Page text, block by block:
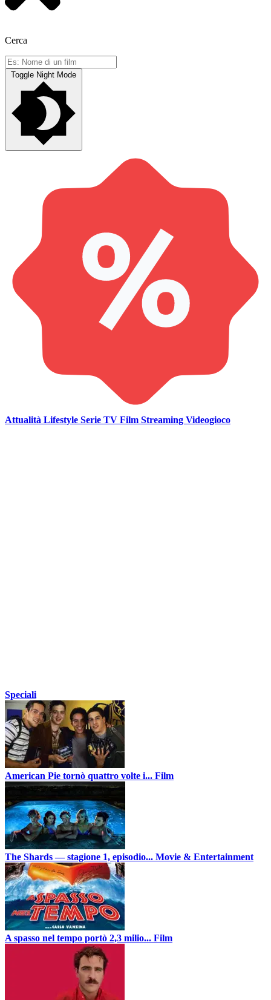
Cerca
Toggle Night Mode
Attualità Lifestyle Serie TV Film Streaming Videogioco
Speciali
American Pie tornò quattro volte i... Film
The Shards — stagione 1, episodio... Movie & Entertainment
A spasso nel tempo portò 2,3 milio... Film